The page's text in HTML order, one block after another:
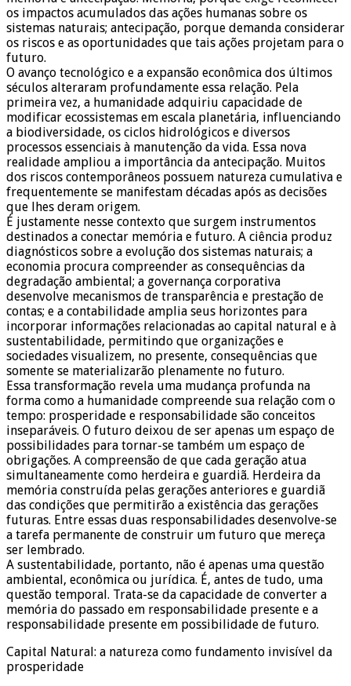
os impactos acumulados das ações humanas sobre os
sistemas naturais; antecipação, porque demanda considerar
os riscos e as oportunidades que tais ações projetam para o
futuro.
O avanço tecnológico e a expansão econômica dos últimos
séculos alteraram profundamente essa relação. Pela
primeira vez, a humanidade adquiriu capacidade de
modificar ecossistemas em escala planetária, influenciando
a biodiversidade, os ciclos hidrológicos e diversos
processos essenciais à manutenção da vida. Essa nova
realidade ampliou a importância da antecipação. Muitos
dos riscos contemporâneos possuem natureza cumulativa e
frequentemente se manifestam décadas após as decisões
que lhes deram origem.
É justamente nesse contexto que surgem instrumentos
destinados a conectar memória e futuro. A ciência produz
diagnósticos sobre a evolução dos sistemas naturais; a
economia procura compreender as consequências da
degradação ambiental; a governança corporativa
desenvolve mecanismos de transparência e prestação de
contas; e a contabilidade amplia seus horizontes para
incorporar informações relacionadas ao capital natural e à
sustentabilidade, permitindo que organizações e
sociedades visualizem, no presente, consequências que
somente se materializarão plenamente no futuro.
Essa transformação revela uma mudança profunda na
forma como a humanidade compreende sua relação com o
tempo: prosperidade e responsabilidade são conceitos
inseparáveis. O futuro deixou de ser apenas um espaço de
possibilidades para tornar-se também um espaço de
obrigações. A compreensão de que cada geração atua
simultaneamente como herdeira e guardiã. Herdeira da
memória construída pelas gerações anteriores e guardiã
das condições que permitirão a existência das gerações
futuras. Entre essas duas responsabilidades desenvolve-se
a tarefa permanente de construir um futuro que mereça
ser lembrado.
A sustentabilidade, portanto, não é apenas uma questão
ambiental, econômica ou jurídica. É, antes de tudo, uma
questão temporal. Trata-se da capacidade de converter a
memória do passado em responsabilidade presente e a
responsabilidade presente em possibilidade de futuro.
Capital Natural: a natureza como fundamento invisível da
prosperidade